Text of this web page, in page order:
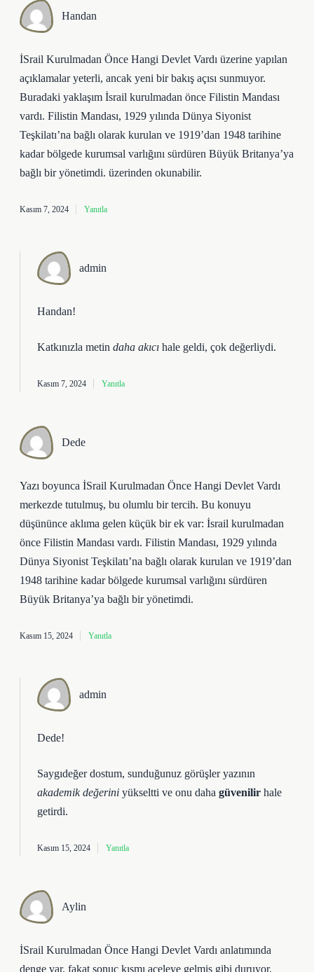
Handan
İSrail Kurulmadan Önce Hangi Devlet Vardı üzerine yapılan
açıklamalar yeterli, ancak yeni bir bakış açısı sunmuyor.
Buradaki yaklaşım İsrail kurulmadan önce Filistin Mandası
vardı. Filistin Mandası, 1929 yılında Dünya Siyonist
Teşkilatı’na bağlı olarak kurulan ve 1919’dan 1948 tarihine
kadar bölgede kurumsal varlığını sürdüren Büyük Britanya’ya
bağlı bir yönetimdi. üzerinden okunabilir.
Kasım 7, 2024 Yanıtla
admin
Handan!
Katkınızla metin daha akıcı hale geldi, çok değerliydi.
Kasım 7, 2024 Yanıtla
Dede
Yazı boyunca İSrail Kurulmadan Önce Hangi Devlet Vardı
merkezde tutulmuş, bu olumlu bir tercih. Bu konuyu
düşününce aklıma gelen küçük bir ek var: İsrail kurulmadan
önce Filistin Mandası vardı. Filistin Mandası, 1929 yılında
Dünya Siyonist Teşkilatı’na bağlı olarak kurulan ve 1919’dan
1948 tarihine kadar bölgede kurumsal varlığını sürdüren
Büyük Britanya’ya bağlı bir yönetimdi.
Kasım 15, 2024 Yanıtla
admin
Dede!
Saygıdeğer dostum, sunduğunuz görüşler yazının
akademik değerini yükseltti ve onu daha güvenilir hale
getirdi.
Kasım 15, 2024 Yanıtla
Aylin
İSrail Kurulmadan Önce Hangi Devlet Vardı anlatımında
denge var, fakat sonuç kısmı aceleye gelmiş gibi duruyor.